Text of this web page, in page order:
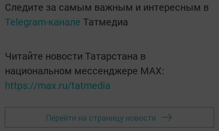
Следите за самым важным и интересным в
Telegram-канале Татмедиа
Читайте новости Татарстана в
национальном мессенджере MАХ:
https://max.ru/tatmedia
Перейти на страницу новости